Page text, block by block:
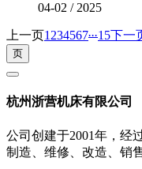
04-02 / 2025
上一页1 234567...15下一
杭州浙营机床有限公司
公司创建于2001年，经
制造、维修、改造、销